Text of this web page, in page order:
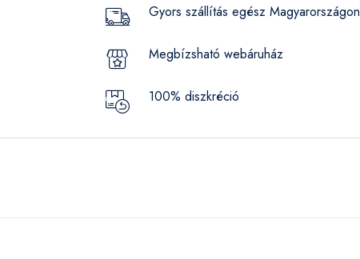
Gyors szállítás egész Magyarországon
Megbízsható webáruház
100% diszkréció